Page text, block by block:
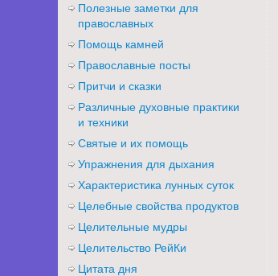
Полезные заметки для
православных
Помощь камней
Православные посты
Притчи и сказки
Различные духовные практики
и техники
Святые и их помощь
Упражнения для дыхания
Характеристика лунных суток
Целебные свойства продуктов
Целительные мудры
Целительство РейКи
Цитата дня